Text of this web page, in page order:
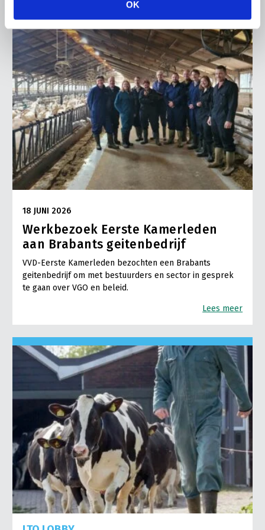
OK
18 JUNI 2026
Werkbezoek Eerste Kamerleden
aan Brabants geitenbedrijf
VVD-Eerste Kamerleden bezochten een Brabants
geitenbedrijf om met bestuurders en sector in gesprek
te gaan over VGO en beleid.
Lees meer